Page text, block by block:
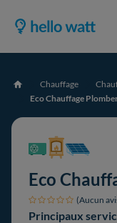
Accueil Chauffage
Eco Chauffage
Eco
(Aucun
Principaux